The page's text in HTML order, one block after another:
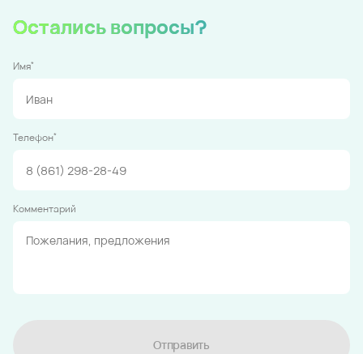
Остались вопросы?
Имя*
Телефон*
Комментарий
Отправить